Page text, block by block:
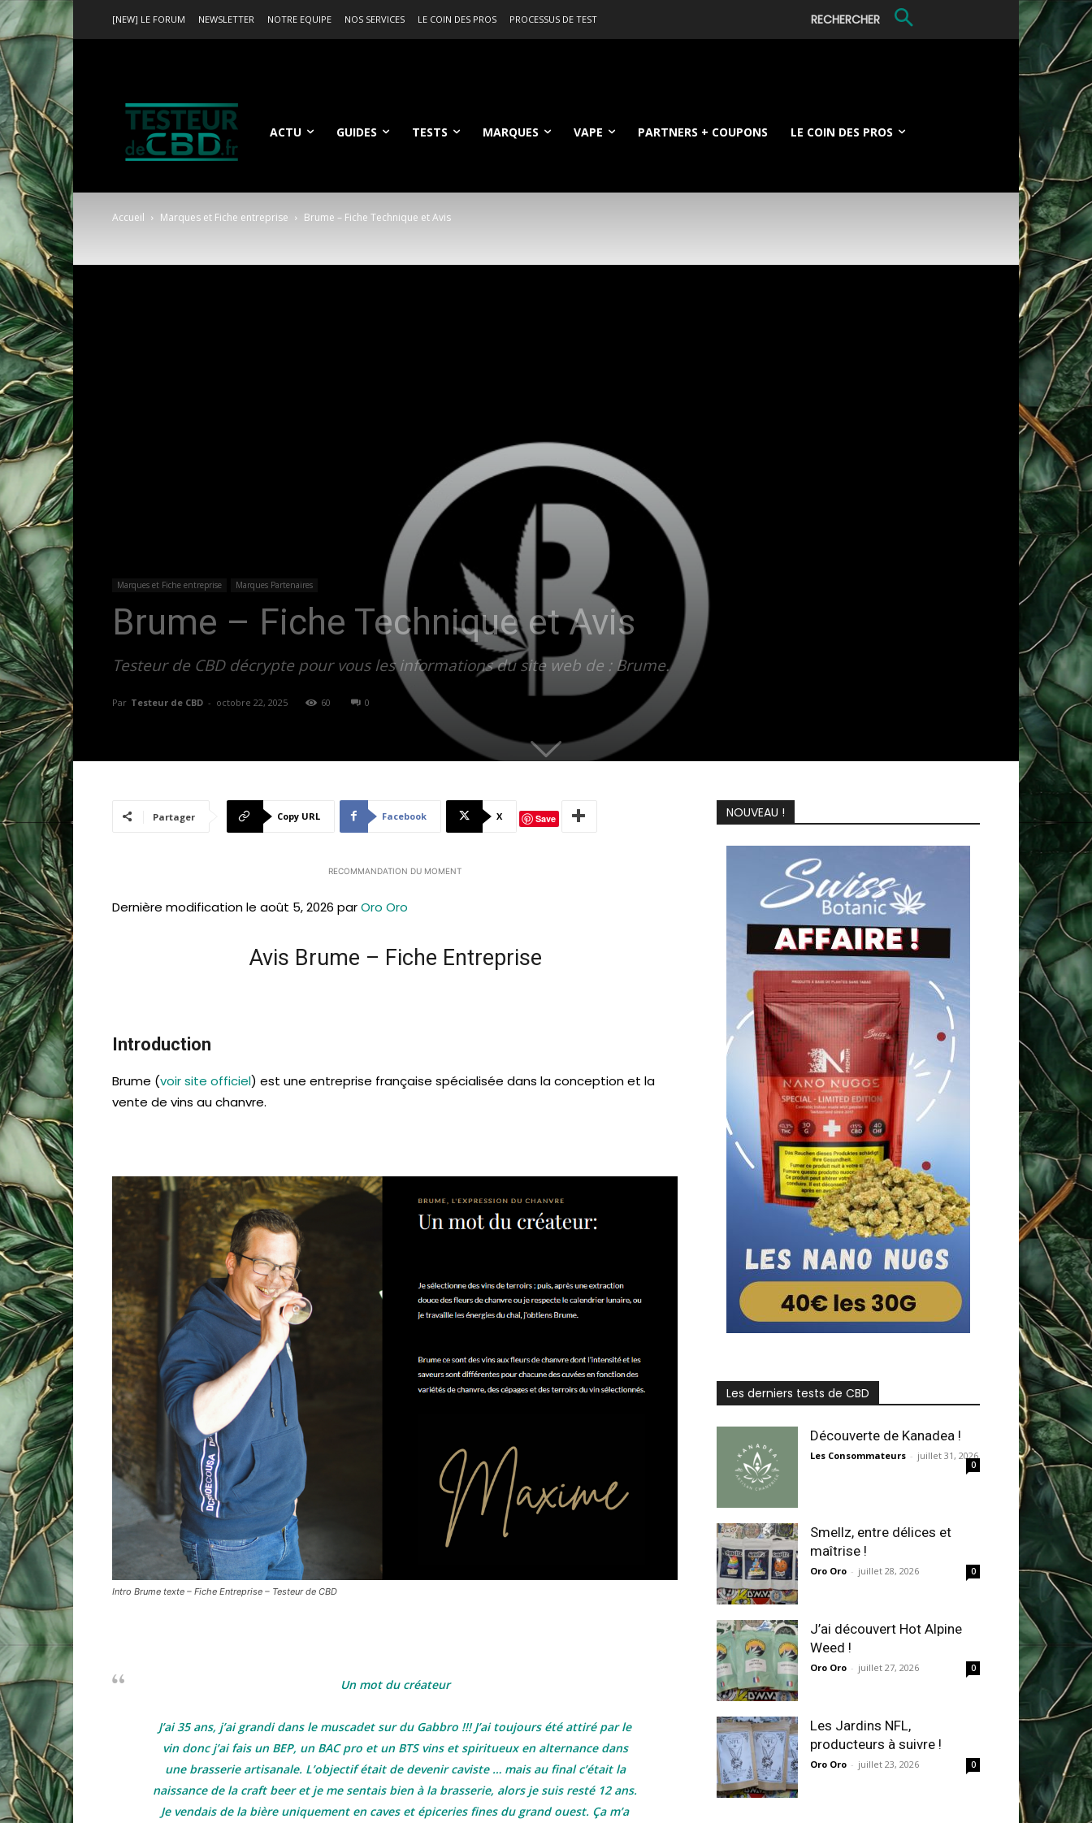
[NEW] LE FORUM NEWSLETTER NOTRE EQUIPE NOS SERVICES LE COIN DES PROS PROCESSUS DE TEST RECHERCHER
ACTU GUIDES TESTS MARQUES VAPE PARTNERS + COUPONS LE COIN DES PROS
Accueil Marques et Fiche entreprise Brume – Fiche Technique et Avis
Marques et Fiche entreprise Marques Partenaires
Brume – Fiche Technique et Avis
Testeur de CBD décrypte pour vous les informations du site web de : Brume.
Par Testeur de CBD - octobre 22, 2025 60 0
Partager Copy URL Facebook X Save
RECOMMANDATION DU MOMENT
Dernière modification le août 5, 2026 parOro Oro
Avis Brume – Fiche Entreprise
Introduction
Brume (voir site officiel) est une entreprise française spécialisée dans la conception et la
vente de vins au chanvre.
Intro Brume texte – Fiche Entreprise – Testeur de CBD
Un mot du créateur
J’ai 35 ans, j’ai grandi dans le muscadet sur du Gabbro !!! J’ai toujours été attiré par le
vin donc j’ai fais un BEP, un BAC pro et un BTS vins et spiritueux en alternance dans
une brasserie artisanale. L’objectif était de devenir caviste … mais au final c’était la
naissance de la craft beer et je me sentais bien à la brasserie, alors je suis resté 12 ans.
Je vendais de la bière uniquement en caves et épiceries fines du grand ouest. Ça m’a
NOUVEAU !
Les derniers tests de CBD
Découverte de Kanadea !
Les Consommateurs - juillet 31, 2026
0
Smellz, entre délices et
maîtrise !
Oro Oro - juillet 28, 2026 0
J’ai découvert Hot Alpine
Weed !
Oro Oro - juillet 27, 2026 0
Les Jardins NFL,
producteurs à suivre !
Oro Oro - juillet 23, 2026 0